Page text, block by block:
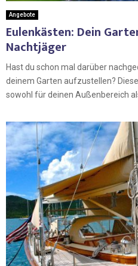
Angebote
Eulenkästen: Dein
Nachtjäger
Hast du schon mal darüber
deinem Garten aufzustellen?
sowohl für deinen Außenbereich